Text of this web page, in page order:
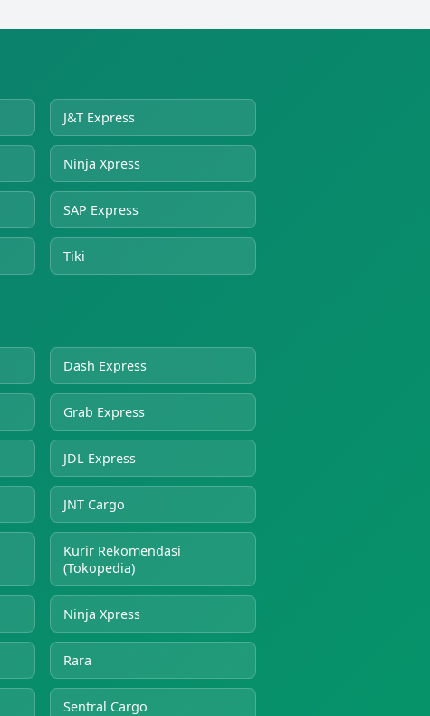
J&T Express
Ninja Xpress
SAP Express
Tiki
Dash Express
Grab Express
JDL Express
JNT Cargo
Kurir Rekomendasi
(Tokopedia)
Ninja Xpress
Rara
Sentral Cargo